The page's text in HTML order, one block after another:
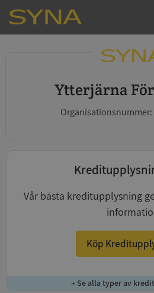
Ytterjärna
Organisationsnummer:
Vår bästa kreditupplysning
Köp
+ Se alla typer av